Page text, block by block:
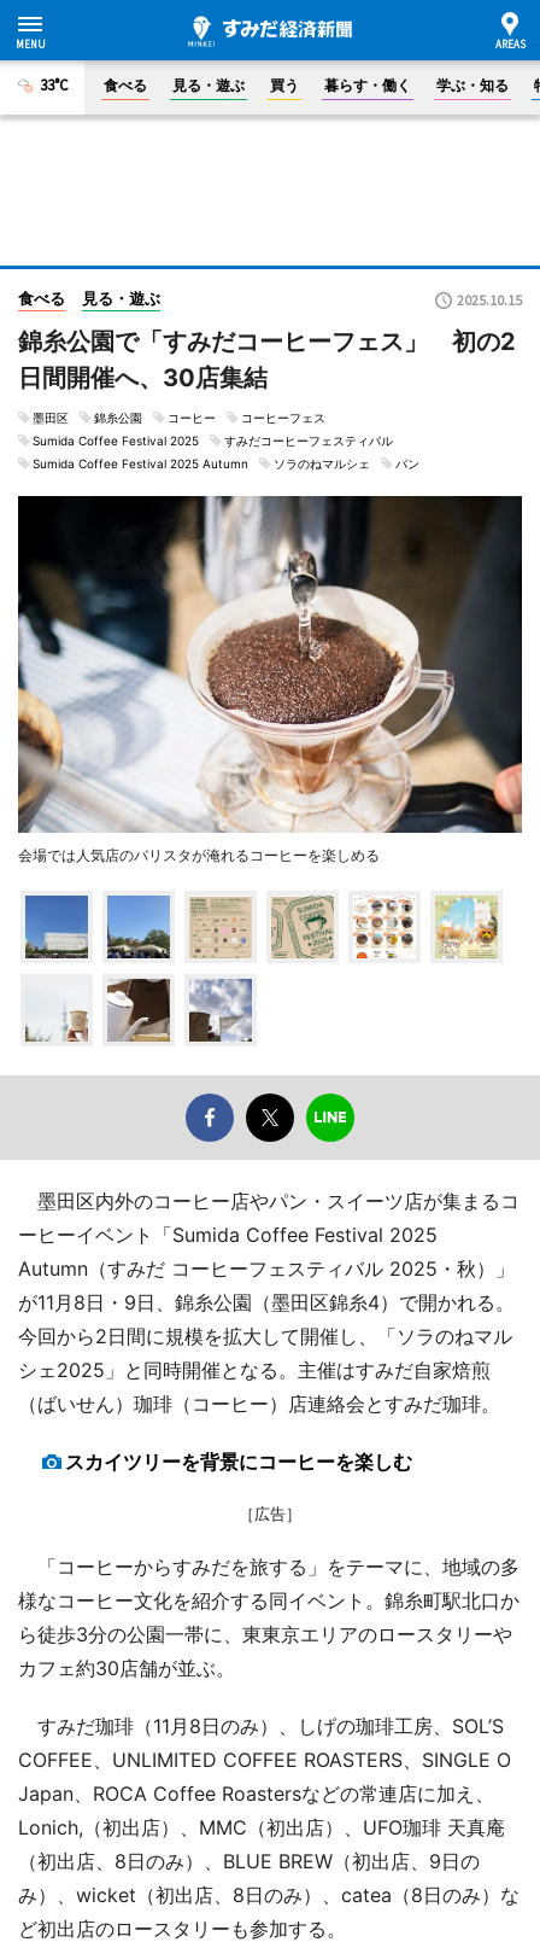
33°C 食べる 見る・遊ぶ 買う 暮らす・働く 学ぶ・知る
食べる 見る・遊ぶ 2025.10.15
錦糸公園で「すみだコーヒーフェス」 初の2
日間開催へ、30店集結
墨田区 錦糸公園 コーヒー
コーヒーフェス
Sumida Coffee Festival 2025
すみだコーヒーフェスティバル
Sumida Coffee Festival 2025 Autumn
ソラのねマルシェ パン
会場では人気店のバリスタが淹れるコーヒーを楽しめる
墨田区内外のコーヒー店やパン・スイーツ店が集まるコ
ーヒーイベント「Sumida Coffee Festival 2025
Autumn（すみだ コーヒーフェスティバル 2025・秋）」
が11月8日・9日、錦糸公園（墨田区錦糸4）で開かれる。
今回から2日間に規模を拡大して開催し、「ソラのねマル
シェ2025」と同時開催となる。主催はすみだ自家焙煎
（ばいせん）珈琲（コーヒー）店連絡会とすみだ珈琲。
スカイツリーを背景にコーヒーを楽しむ
［広告］
「コーヒーからすみだを旅する」をテーマに、地域の多
様なコーヒー文化を紹介する同イベント。錦糸町駅北口か
ら徒歩3分の公園一帯に、東東京エリアのロースタリーや
カフェ約30店舗が並ぶ。
すみだ珈琲（11月8日のみ）、しげの珈琲工房、SOL’S
COFFEE、UNLIMITED COFFEE ROASTERS、SINGLE O
Japan、ROCA Coffee Roastersなどの常連店に加え、
Lonich,（初出店）、MMC（初出店）、UFO珈琲 天真庵
（初出店、8日のみ）、BLUE BREW（初出店、9日の
み）、wicket（初出店、8日のみ）、catea（8日のみ）な
ど初出店のロースタリーも参加する。